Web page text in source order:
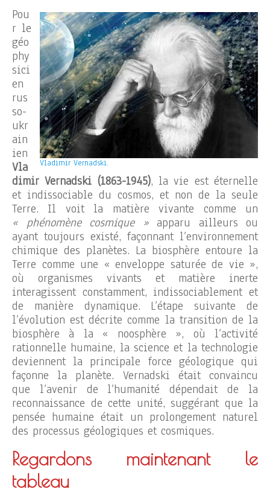
Vladimir Vernadski.
Pou
r le
géo
phy
sici
en
rus
so-
ukr
ain
ien
Vla
dimir Vernadski (1863-1945), la vie est éternelle
et indissociable du cosmos, et non de la seule
Terre. Il voit la matière vivante comme un
« phénomène cosmique »apparu ailleurs ou
ayant toujours existé, façonnant l’environnement
chimique des planètes. La biosphère entoure la
Terre comme une « enveloppe saturée de vie »,
où organismes vivants et matière inerte
interagissent constamment, indissociablement et
de manière dynamique. L’étape suivante de
l’évolution est décrite comme la transition de la
biosphère à la « noosphère », où l’activité
rationnelle humaine, la science et la technologie
deviennent la principale force géologique qui
façonne la planète. Vernadski était convaincu
que l’avenir de l’humanité dépendait de la
reconnaissance de cette unité, suggérant que la
pensée humaine était un prolongement naturel
des processus géologiques et cosmiques.
Regardons maintenant le
tableau